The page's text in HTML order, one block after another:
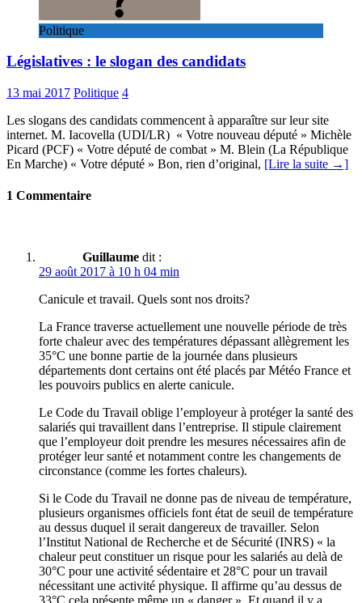
Politique
Législatives : le slogan des candidats
13 mai 2017 Politique 4
Les slogans des candidats commencent à apparaître sur leur site
internet. M. Iacovella (UDI/LR) « Votre nouveau député » Michèle
Picard (PCF) « Votre député de combat » M. Blein (La République
En Marche) « Votre député » Bon, rien d’original, [Lire la suite →]
1 Commentaire
Guillaume dit :
29 août 2017 à 10 h 04 min
Canicule et travail. Quels sont nos droits?
La France traverse actuellement une nouvelle période de très
forte chaleur avec des températures dépassant allègrement les
35°C une bonne partie de la journée dans plusieurs
départements dont certains ont été placés par Météo France et
les pouvoirs publics en alerte canicule.
Le Code du Travail oblige l’employeur à protéger la santé des
salariés qui travaillent dans l’entreprise. Il stipule clairement
que l’employeur doit prendre les mesures nécessaires afin de
protéger leur santé et notamment contre les changements de
circonstance (comme les fortes chaleurs).
Si le Code du Travail ne donne pas de niveau de température,
plusieurs organismes officiels font état de seuil de température
au dessus duquel il serait dangereux de travailler. Selon
l’Institut National de Recherche et de Sécurité (INRS) « la
chaleur peut constituer un risque pour les salariés au delà de
30°C pour une activité sédentaire et 28°C pour un travail
nécessitant une activité physique. Il affirme qu’au dessus de
33°C cela présente même un « danger ». Et quand il y a